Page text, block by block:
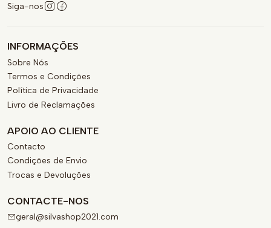
Siga-nos
INFORMAÇÕES
Sobre Nós
Termos e Condições
Política de Privacidade
Livro de Reclamações
APOIO AO CLIENTE
Contacto
Condições de Envio
Trocas e Devoluções
CONTACTE-NOS
geral@silvashop2021.com